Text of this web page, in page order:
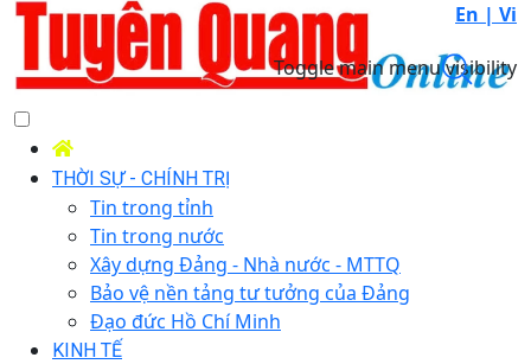
En | Vi
Toggle main menu visibility
THỜI SỰ - CHÍNH TRỊ
Tin trong tỉnh
Tin trong nước
Xây dựng Đảng - Nhà nước - MTTQ
Bảo vệ nền tảng tư tưởng của Đảng
Đạo đức Hồ Chí Minh
KINH TẾ